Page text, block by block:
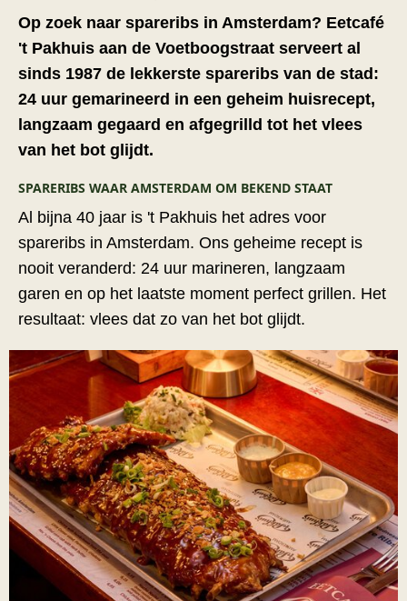
Op zoek naar spareribs in Amsterdam? Eetcafé
't Pakhuis aan de Voetboogstraat serveert al
sinds 1987 de lekkerste spareribs van de stad:
24 uur gemarineerd in een geheim huisrecept,
langzaam gegaard en afgegrilld tot het vlees
van het bot glijdt.
SPARERIBS WAAR AMSTERDAM OM BEKEND STAAT
Al bijna 40 jaar is 't Pakhuis het adres voor
spareribs in Amsterdam. Ons geheime recept is
nooit veranderd: 24 uur marineren, langzaam
garen en op het laatste moment perfect grillen. Het
resultaat: vlees dat zo van het bot glijdt.